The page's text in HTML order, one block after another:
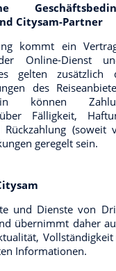
Citysam-Partner
kommt ein
Online-Dienst
gelten zusätzlich
des
können
Fälligkeit,
(soweit
geregelt sein.
und Dienste von
übernimmt daher
Informationen.